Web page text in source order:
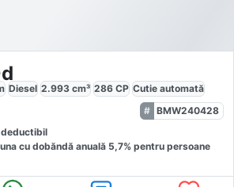
Diesel 2.993 cm³ 286 CP Cutie automată
BMW240428
deductibil
cu dobăndă anuală 5,7% pentru persoane